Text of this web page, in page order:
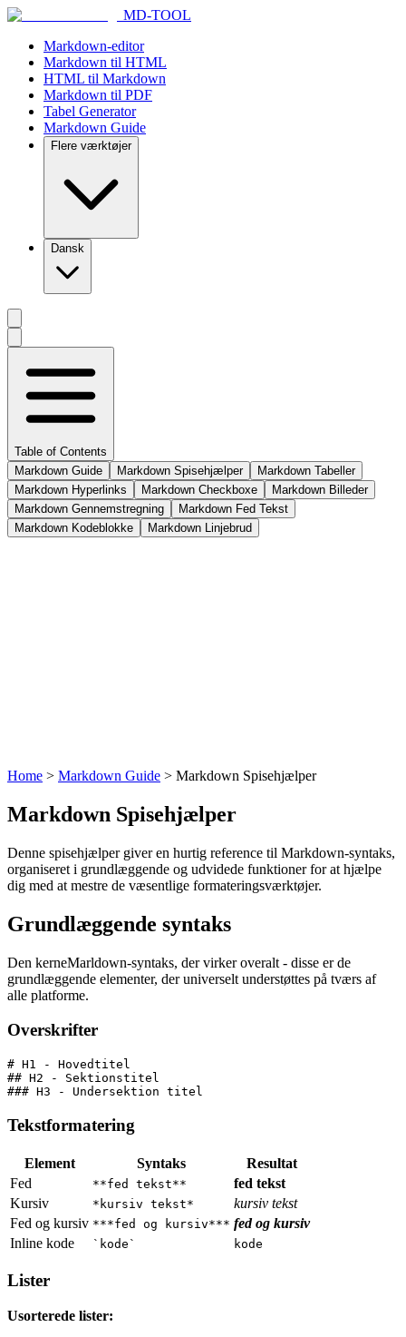
MD-TOOL
Markdown-editor
Markdown til HTML
HTML til Markdown
Markdown til PDF
Tabel Generator
Markdown Guide
Flere værktøjer
Dansk
Table of Contents
Markdown Guide
Markdown Spisehjælper
Markdown Tabeller
Markdown Hyperlinks
Markdown Checkboxe
Markdown Billeder
Markdown Gennemstregning
Markdown Fed Tekst
Markdown Kodeblokke
Markdown Linjebrud
Home > Markdown Guide > Markdown Spisehjælper
Markdown Spisehjælper
Denne spisehjælper giver en hurtig reference til Markdown-syntaks,
organiseret i grundlæggende og udvidede funktioner for at hjælpe
dig med at mestre de væsentlige formateringsværktøjer.
Grundlæggende syntaks
Den kerneMarldown-syntaks, der virker overalt - disse er de
grundlæggende elementer, der universelt understøttes på tværs af
alle platforme.
Overskrifter
# H1 - Hovedtitel
## H2 - Sektionstitel
### H3 - Undersektion titel
Tekstformatering
Element Syntaks
Resultat
Fed
**fed tekst**
fed tekst
Kursiv
*kursiv tekst*
kursiv tekst
Fed og kursiv ***fed og kursiv*** fed og kursiv
Inline kode
`kode` kode
Lister
Usorterede lister: